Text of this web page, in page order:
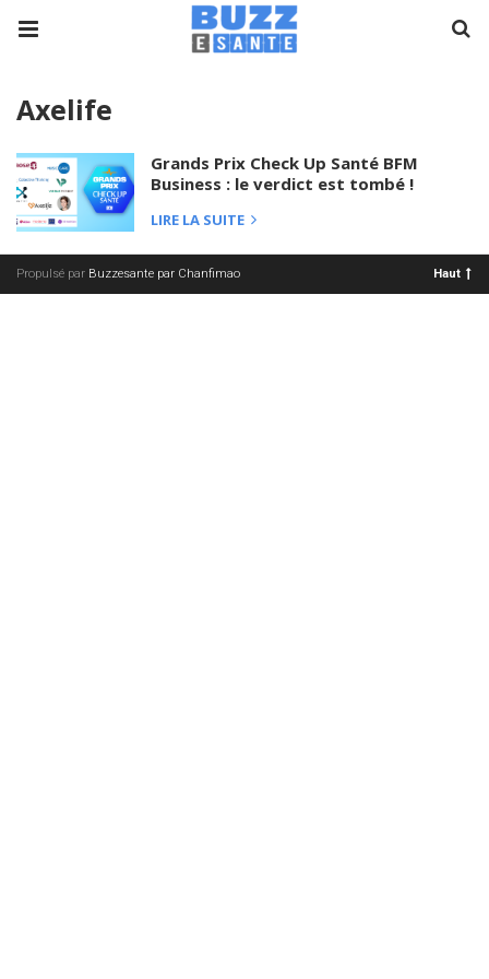
Axelife
Grands Prix Check Up Santé BFM
Business : le verdict est tombé !
LIRE LA SUITE
Propulsé par Buzzesante par Chanfimao Haut